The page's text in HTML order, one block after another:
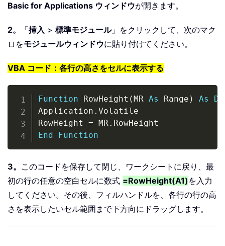
Basic for Applications ウィンドウが開きます。
2。 「挿入 > 標準モジュール」をクリックして、次のマク
ロをモジュールウィンドウに貼り付けてください。
VBA コード：各行の高さをセルに表示する
Function RowHeight (MR As Range ) As
Application . Volatile
RowHeight = MR.
End
Function
Copy
3。 このコードを保存して閉じ、ワークシートに戻り、最
初の行の任意の空白セルに数式 =RowHeight(A1) を入力
してください。その後、フィルハンドルを、各行の行の高
さを表示したいセル範囲まで下方向にドラッグします。